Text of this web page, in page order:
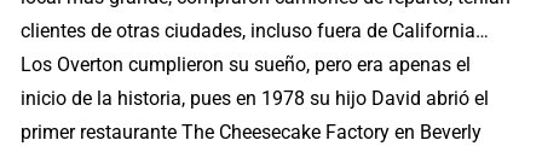
clientes de otras ciudades, incluso fuera de California…
Los Overton cumplieron su sueño, pero era apenas el
inicio de la historia, pues en 1978 su hijo David abrió el
primer restaurante The Cheesecake Factory en Beverly